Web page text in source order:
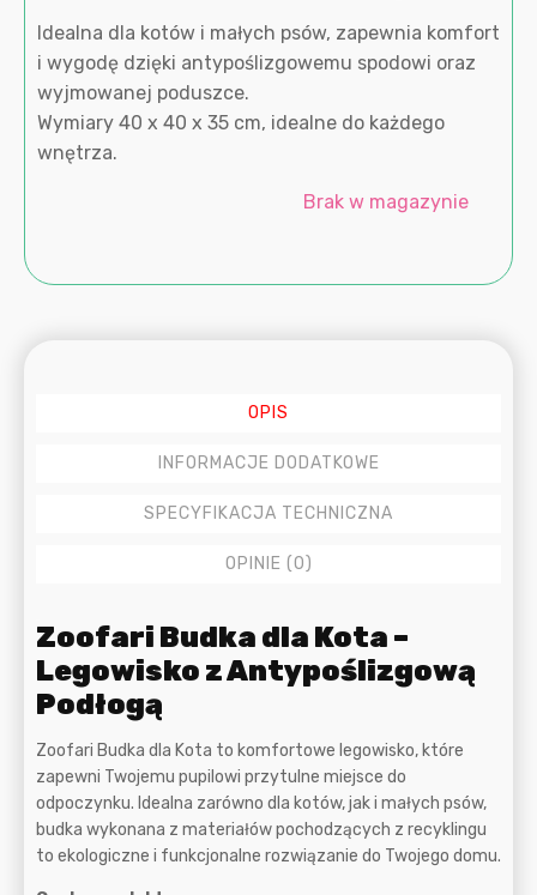
Idealna dla kotów i małych psów, zapewnia komfort
i wygodę dzięki antypoślizgowemu spodowi oraz
wyjmowanej poduszce.
Wymiary 40 x 40 x 35 cm, idealne do każdego
wnętrza.
Brak w magazynie
OPIS
INFORMACJE DODATKOWE
SPECYFIKACJA TECHNICZNA
OPINIE (0)
Zoofari Budka dla Kota –
Legowisko z Antypoślizgową
Podłogą
Zoofari Budka dla Kota to komfortowe legowisko, które
zapewni Twojemu pupilowi przytulne miejsce do
odpoczynku. Idealna zarówno dla kotów, jak i małych psów,
budka wykonana z materiałów pochodzących z recyklingu
to ekologiczne i funkcjonalne rozwiązanie do Twojego domu.